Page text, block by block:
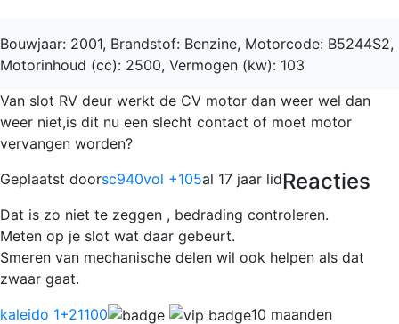
Bouwjaar: 2001, Brandstof: Benzine, Motorcode: B5244S2,
Motorinhoud (cc): 2500, Vermogen (kw): 103
Van slot RV deur werkt de CV motor dan weer wel dan
weer niet,is dit nu een slecht contact of moet motor
vervangen worden?
Geplaatst doorsc940vol +105al 17 jaar lidReacties
Dat is zo niet te zeggen , bedrading controleren.
Meten op je slot wat daar gebeurt.
Smeren van mechanische delen wil ook helpen als dat
zwaar gaat.
kaleido 1+21100
10 maanden